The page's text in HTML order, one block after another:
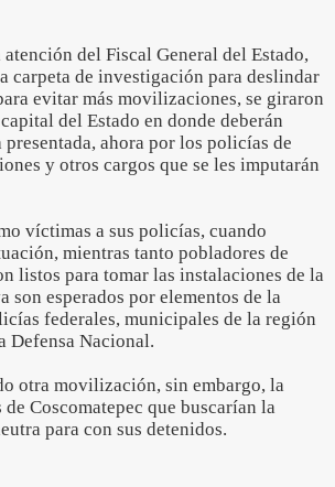
del Fiscal General del Estado,
carpeta de investigación para deslindar
evitar más movilizaciones, se giraron
del Estado en donde deberán
ahora por los policías de
y otros cargos que se les imputarán
víctimas a sus policías, cuando
mientras tanto pobladores de
listos para tomar las instalaciones de la
son esperados por elementos de la
federales, municipales de la región
Defensa Nacional.
otra movilización, sin embargo, la
Coscomatepec que buscarían la
para con sus detenidos.